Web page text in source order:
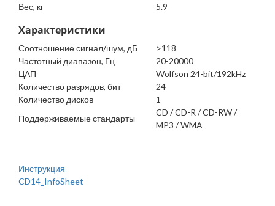
Вес, кг
5.9
Характеристики
Соотношение сигнал/шум, дБ
>118
Частотный диапазон, Гц
20-20000
ЦАП
Wolfson 24-bit/192kHz
Количество разрядов, бит
24
Количество дисков
1
Поддерживаемые стандарты
CD / CD-R / CD-RW /
MP3 / WMA
Инструкция
CD14_InfoSheet